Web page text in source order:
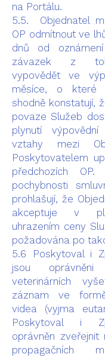
na Portálu.
5.5. Objednatel
OP odmítnout ve
dnů od
závazek z
vypovědět ve
měsíce, o které
shodně konstatují,
povaze Služeb
plynutí
vztahy mezi
Poskytovatelem
předchozích
pochybnosti
prohlašují, že
akceptuje v
uhrazením ceny
požadována po
5.6 Poskytoval i
jsou
veterinárních
záznam ve
videa (vyjma
Poskytoval i
oprávněn
propagačních